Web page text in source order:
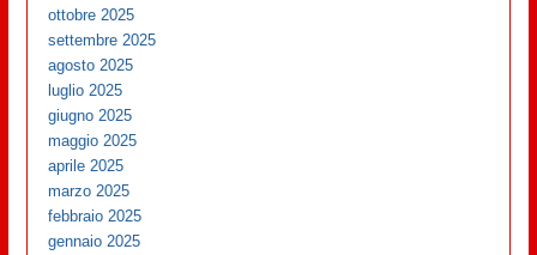
ottobre 2025
settembre 2025
agosto 2025
luglio 2025
giugno 2025
maggio 2025
aprile 2025
marzo 2025
febbraio 2025
gennaio 2025